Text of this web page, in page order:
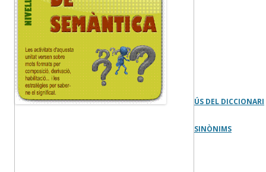
ÚS DEL DICCIONARI
SINÒNIMS